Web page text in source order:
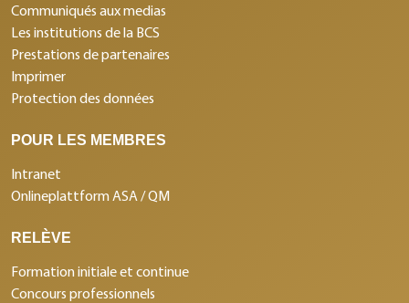
Communiqués aux medias
Les institutions de la BCS
Prestations de partenaires
Imprimer
Protection des données
POUR LES MEMBRES
Intranet
Onlineplattform ASA / QM
RELÈVE
Formation initiale et continue
Concours professionnels